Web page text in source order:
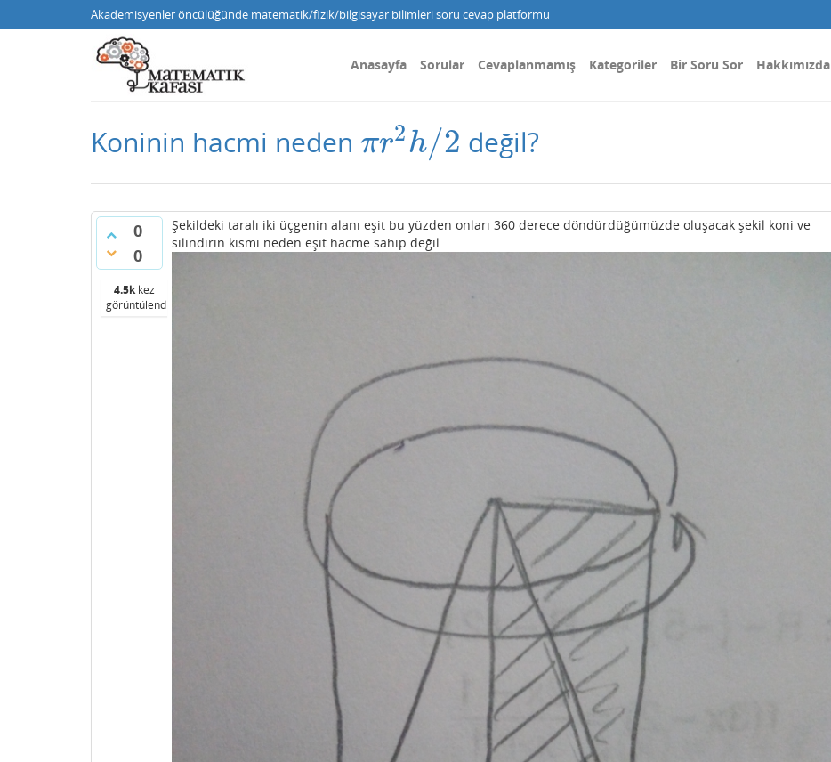
Akademisyenler öncülüğünde matematik/fizik/bilgisayar bilimleri soru cevap platformu
Anasayfa Sorular Cevaplanmamış Kategoriler Bir Soru Sor Hakkımızda
Koninin hacmi neden πr2h/2
πr2h/2 değil?
0
0
4.5kkez
görüntülendi
Şekildeki taralı iki üçgenin alanı eşit bu yüzden onları 360 derece döndürdüğümüzde oluşacak şekil koni ve
silindirin kısmı neden eşit hacme sahip değil